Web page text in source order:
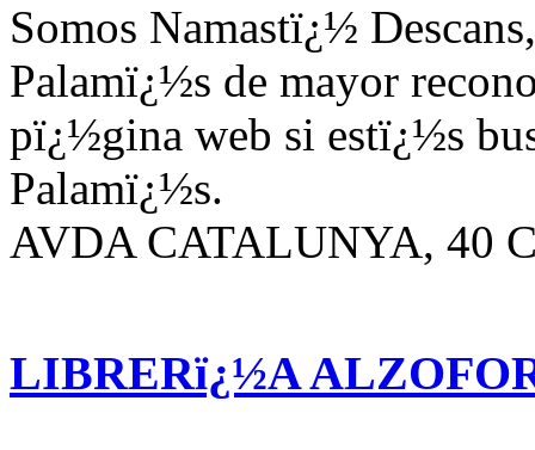
Somos Namastï¿½
Palamï¿½s de mayor
pï¿½gina web si estï¿½s
Palamï¿½s.
AVDA CATALUNYA, 40
LIBRERï¿½A